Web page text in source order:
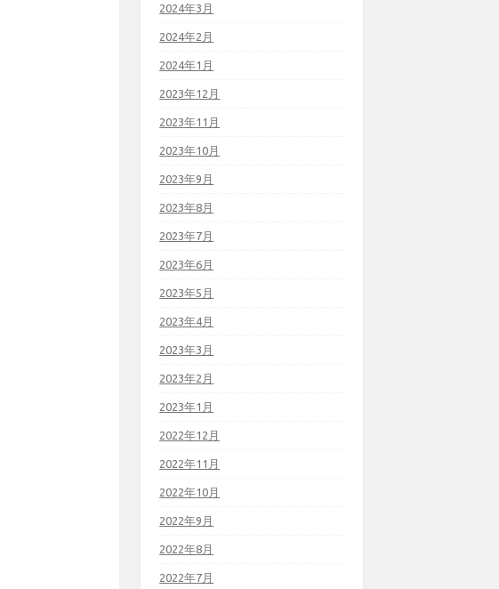
2024年3月
2024年2月
2024年1月
2023年12月
2023年11月
2023年10月
2023年9月
2023年8月
2023年7月
2023年6月
2023年5月
2023年4月
2023年3月
2023年2月
2023年1月
2022年12月
2022年11月
2022年10月
2022年9月
2022年8月
2022年7月